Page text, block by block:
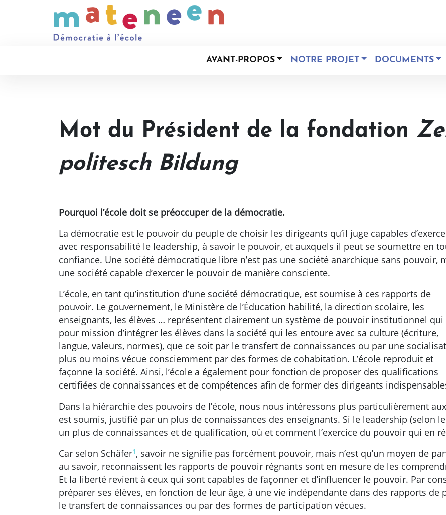
AVANT-PROPOS NOTRE PROJET DOCUMENTS
Mot du Président de la fondation
politesch Bildung
Pourquoi l’école doit se préoccuper de la démocratie.
La démocratie est le pouvoir du peuple de choisir les dirigeants qu’il juge capables
avec responsabilité le leadership, à savoir le pouvoir, et auxquels il peut se soumettre en
confiance. Une société démocratique libre n’est pas une société anarchique sans pouvoir,
une société capable d’exercer le pouvoir de manière consciente.
L’école, en tant qu’institution d’une société démocratique, est soumise à ces rapports de
pouvoir. Le gouvernement, le Ministère de l’Éducation habilité, la direction scolaire, les
enseignants, les élèves … représentent clairement un système de pouvoir institutionnel qui
pour mission d’intégrer les élèves dans la société qui les entoure avec sa culture (écriture,
langue, valeurs, normes), que ce soit par le transfert de connaissances ou par une
plus ou moins vécue consciemment par des formes de cohabitation. L’école reproduit et
façonne la société. Ainsi, l’école a également pour fonction de proposer des qualifications
certifiées de connaissances et de compétences afin de former des dirigeants
Dans la hiérarchie des pouvoirs de l’école, nous nous intéressons plus particulièrement
est soumis, justifié par un plus de connaissances des enseignants. Si le leadership (selon
un plus de connaissances et de qualification, où et comment l’exercice du pouvoir qui en
Car selon Schäfer1, savoir ne signifie pas forcément pouvoir, mais n’est qu’un moyen de
au savoir, reconnaissent les rapports de pouvoir régnants sont en mesure de les
Et la liberté revient à ceux qui sont capables de façonner et d’influencer le pouvoir. Par
préparer ses élèves, en fonction de leur âge, à une vie indépendante dans des rapports
le transfert de connaissances ou par des formes de participation vécues.